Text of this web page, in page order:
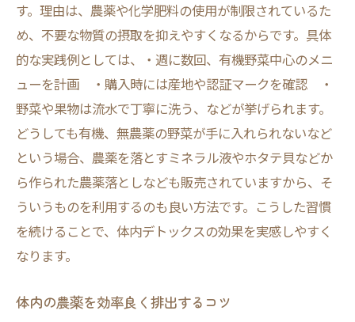
す。理由は、農薬や化学肥料の使用が制限されているた
め、不要な物質の摂取を抑えやすくなるからです。具体
的な実践例としては、・週に数回、有機野菜中心のメニ
ューを計画 ・購入時には産地や認証マークを確認 ・
野菜や果物は流水で丁寧に洗う、などが挙げられます。
どうしても有機、無農薬の野菜が手に入れられないなど
という場合、農薬を落とすミネラル液やホタテ貝などか
ら作られた農薬落としなども販売されていますから、そ
ういうものを利用するのも良い方法です。こうした習慣
を続けることで、体内デトックスの効果を実感しやすく
なります。
体内の農薬を効率良く排出するコツ